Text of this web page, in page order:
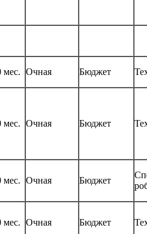
мес. Очная Бюджет
мес. Очная Бюджет
мес. Очная Бюджет
мес. Очная Бюджет